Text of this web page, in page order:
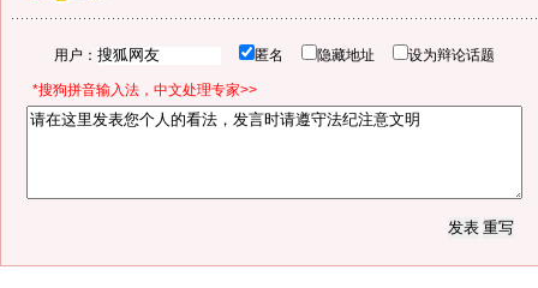
用户： 匿名 隐藏地址 设为辩论话题
*搜狗拼音输入法，中文处理专家>>